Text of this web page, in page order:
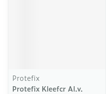
Protefix
Protefix Kleefcr Al.v.